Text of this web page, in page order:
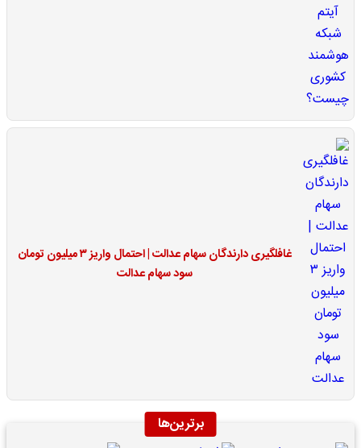
غافلگیری دارندگان سهام عدالت | احتمال واریز ۳ میلیون تومان
سود سهام عدالت
برترین‌ها